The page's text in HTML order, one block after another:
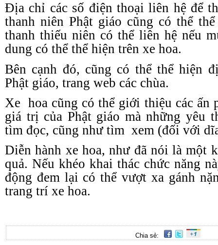
Địa chỉ các số điện thoại liên hệ để
thanh niên Phật giáo cũng có thể
thanh thiếu niên có thể liên hệ nếu
dung có thể thể hiện trên xe hoa.
Bên cạnh đó, cũng có thể thể hiện
Phật giáo, trang web các chùa.
Xe hoa cũng có thể giới thiệu các ấn
giá trị của Phật giáo mà những yêu
tìm đọc, cũng như tìm xem (đối với
Diễn hành xe hoa, như đã nói là một
quả. Nếu khéo khai thác chức năng
động đem lại có thể vượt xa gánh
trang trí xe hoa.
Chia sẻ: